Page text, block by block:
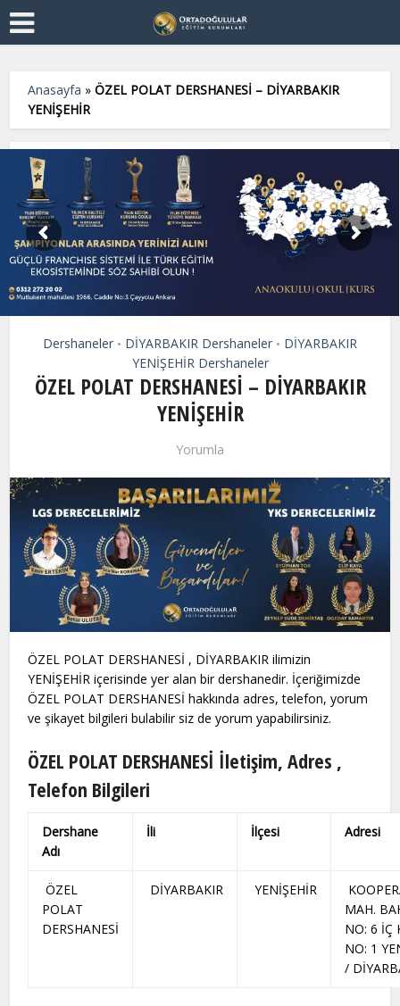
Anasayfa »ÖZEL POLAT DERSHANESİ – DİYARBAKIR
YENİŞEHİR
Dershaneler • DİYARBAKIR Dershaneler • DİYARBAKIR
YENİŞEHİR Dershaneler
ÖZEL POLAT DERSHANESİ – DİYARBAKIR
YENİŞEHİR
Yorumla
ÖZEL POLAT DERSHANESİ , DİYARBAKIR ilimizin
YENİŞEHİR içerisinde yer alan bir dershanedir. İçeriğimizde
ÖZEL POLAT DERSHANESİ hakkında adres, telefon, yorum
ve şikayet bilgileri bulabilir siz de yorum yapabilirsiniz.
ÖZEL POLAT DERSHANESİ İletişim, Adres ,
Telefon Bilgileri
Dershane
Adı
İli İlçesi Adresi
ÖZEL
POLAT
DERSHANESİ
DİYARBAKIR YENİŞEHİR
MAH.
NO: 6 İÇ
NO: 1
/